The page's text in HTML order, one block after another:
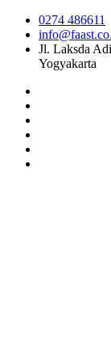
0274 486611
Jl. Laksda
Yogyakarta